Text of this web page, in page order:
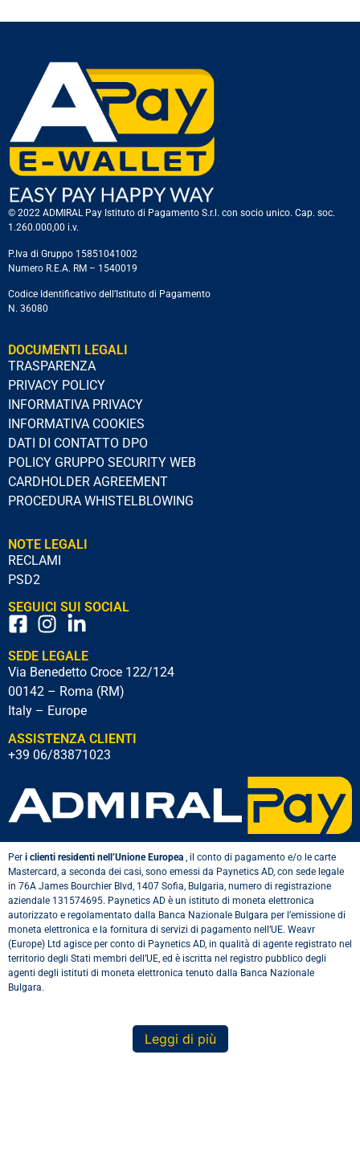
© 2022 ADMIRAL Pay Istituto di Pagamento S.r.l. con socio unico. Cap. soc.
1.260.000,00 i.v.
P.Iva di Gruppo 15851041002
Numero R.E.A. RM – 1540019
Codice Identificativo dell’Istituto di Pagamento
N. 36080
DOCUMENTI LEGALI
TRASPARENZA
PRIVACY POLICY
INFORMATIVA PRIVACY
INFORMATIVA COOKIES
DATI DI CONTATTO DPO
POLICY GRUPPO SECURITY WEB
CARDHOLDER AGREEMENT
PROCEDURA WHISTELBLOWING
NOTE LEGALI
RECLAMI
PSD2
SEGUICI SUI SOCIAL
SEDE LEGALE
Via Benedetto Croce 122/124
00142 – Roma (RM)
Italy – Europe
ASSISTENZA CLIENTI
+39 06/83871023
Per i clienti residenti nell’Unione Europea , il conto di pagamento e/o le carte
Mastercard, a seconda dei casi, sono emessi da Paynetics AD, con sede legale
in 76A James Bourchier Blvd, 1407 Sofia, Bulgaria, numero di registrazione
aziendale 131574695. Paynetics AD è un istituto di moneta elettronica
autorizzato e regolamentato dalla Banca Nazionale Bulgara per l’emissione di
moneta elettronica e la fornitura di servizi di pagamento nell’UE. Weavr
(Europe) Ltd agisce per conto di Paynetics AD, in qualità di agente registrato nel
territorio degli Stati membri dell’UE, ed è iscritta nel registro pubblico degli
agenti degli istituti di moneta elettronica tenuto dalla Banca Nazionale
Bulgara.
Leggi di più